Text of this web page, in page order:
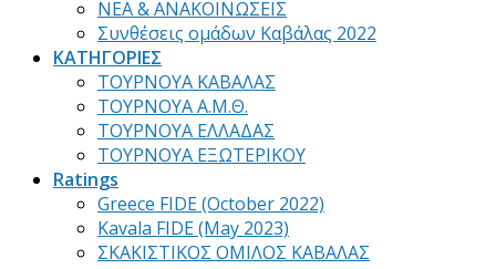
ΝΕΑ & ΑΝΑΚΟΙΝΩΣΕΙΣ
Συνθέσεις ομάδων Καβάλας 2022
ΚΑΤΗΓΟΡΙΕΣ
ΤΟΥΡΝΟΥΑ ΚΑΒΑΛΑΣ
ΤΟΥΡΝΟΥΑ Α.Μ.Θ.
ΤΟΥΡΝΟΥΑ ΕΛΛΑΔΑΣ
ΤΟΥΡΝΟΥΑ ΕΞΩΤΕΡΙΚΟΥ
Ratings
Greece FIDE (October 2022)
Kavala FIDE (May 2023)
ΣΚΑΚΙΣΤΙΚΟΣ ΟΜΙΛΟΣ ΚΑΒΑΛΑΣ